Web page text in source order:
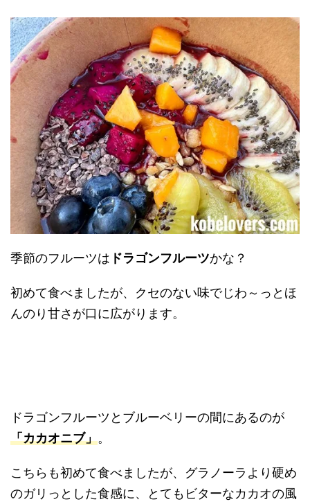
季節のフルーツは ドラゴンフルーツかな？
初めて食べましたが、クセのない味でじわ～っとほ
んのり甘さが口に広がります。
ドラゴンフルーツとブルーベリーの間にあるのが
「カカオニブ」。
こちらも初めて食べましたが、グラノーラより硬め
のガリっとした食感に、とてもビターなカカオの風